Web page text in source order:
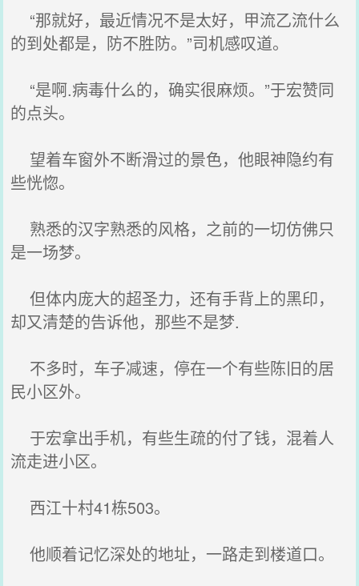
“那就好，最近情况不是太好，甲流乙流什么
的到处都是，防不胜防。”司机感叹道。
“是啊.病毒什么的，确实很麻烦。”于宏赞同
的点头。
望着车窗外不断滑过的景色，他眼神隐约有
些恍惚。
熟悉的汉字熟悉的风格，之前的一切仿佛只
是一场梦。
但体内庞大的超圣力，还有手背上的黑印，
却又清楚的告诉他，那些不是梦.
不多时，车子减速，停在一个有些陈旧的居
民小区外。
于宏拿出手机，有些生疏的付了钱，混着人
流走进小区。
西江十村41栋503。
他顺着记忆深处的地址，一路走到楼道口。